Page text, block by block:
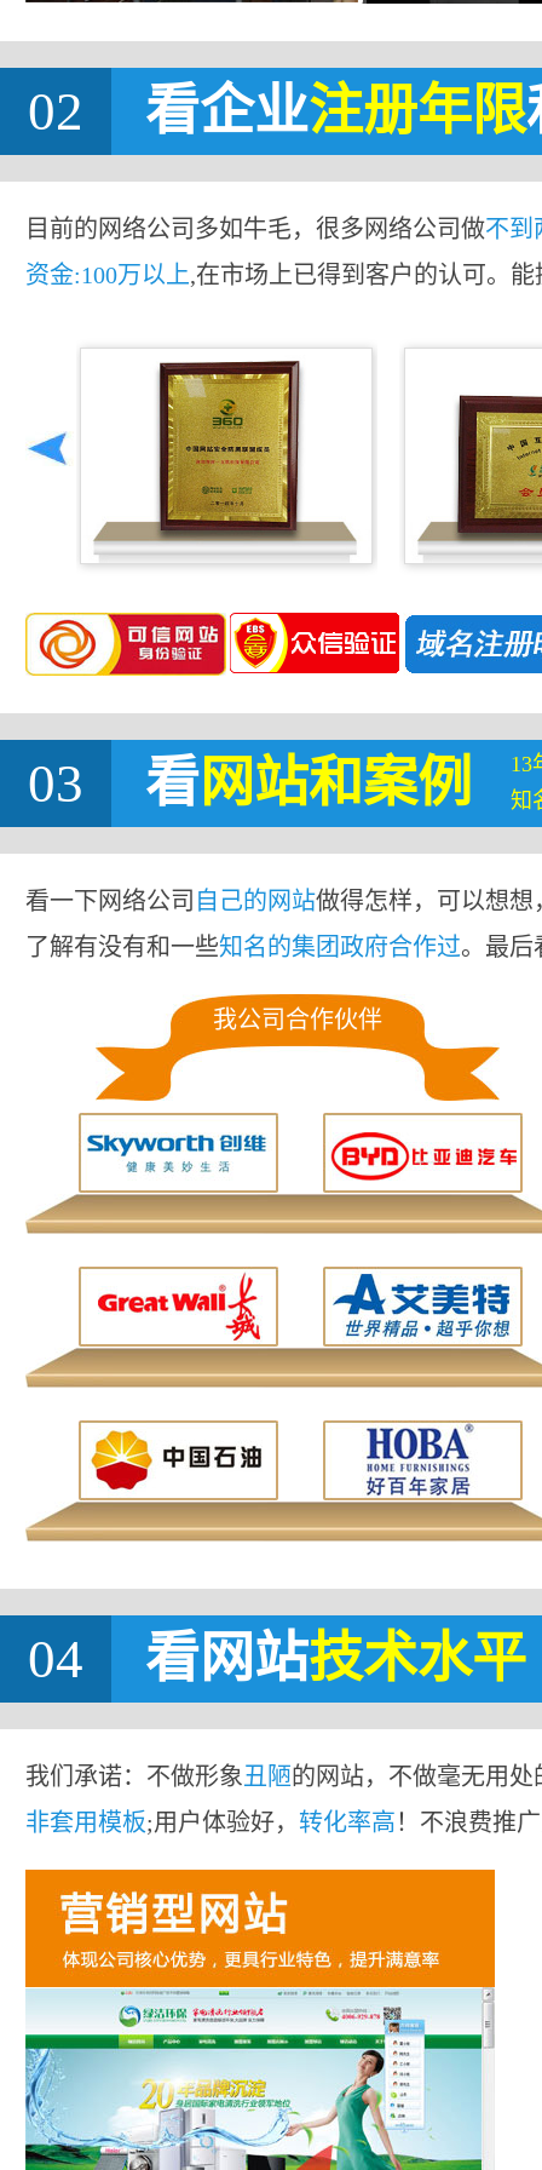
02 看企业注册年限
目前的网络公司多如牛毛，很多网络公司做不到
资金:100万以上,在市场上已得到客户的认可。
03 看网站和案例
13
知
看一下网络公司 自己的网站做得怎样，可以想
了解有没有和一些知名的集团政府合作过。最后
我公司合作伙伴
04 看网站技术水平
我们承诺：不做形象丑陋的网站，不做毫无用处
非套用模板;用户体验好， 转化率高！不浪费推